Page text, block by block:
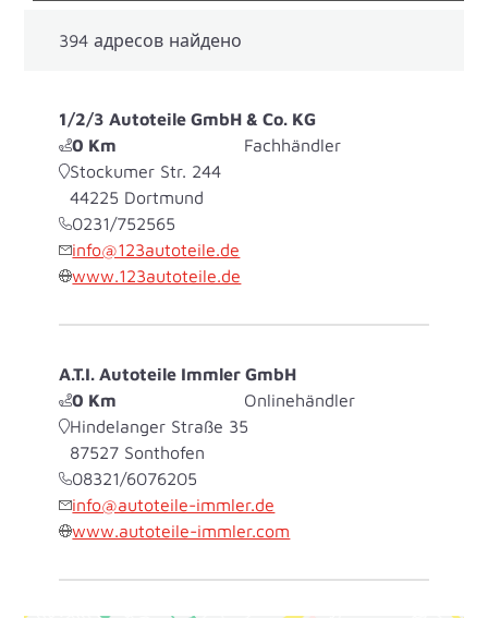
394 адресов найдено
1/2/3 Autoteile GmbH & Co. KG
0 Km
Fachhändler
Stockumer Str. 244
44225 Dortmund
0231/752565
info@123autoteile.de
www.123autoteile.de
A.T.I. Autoteile Immler GmbH
0 Km
Onlinehändler
Hindelanger Straße 35
87527 Sonthofen
08321/6076205
info@autoteile-immler.de
www.autoteile-immler.com